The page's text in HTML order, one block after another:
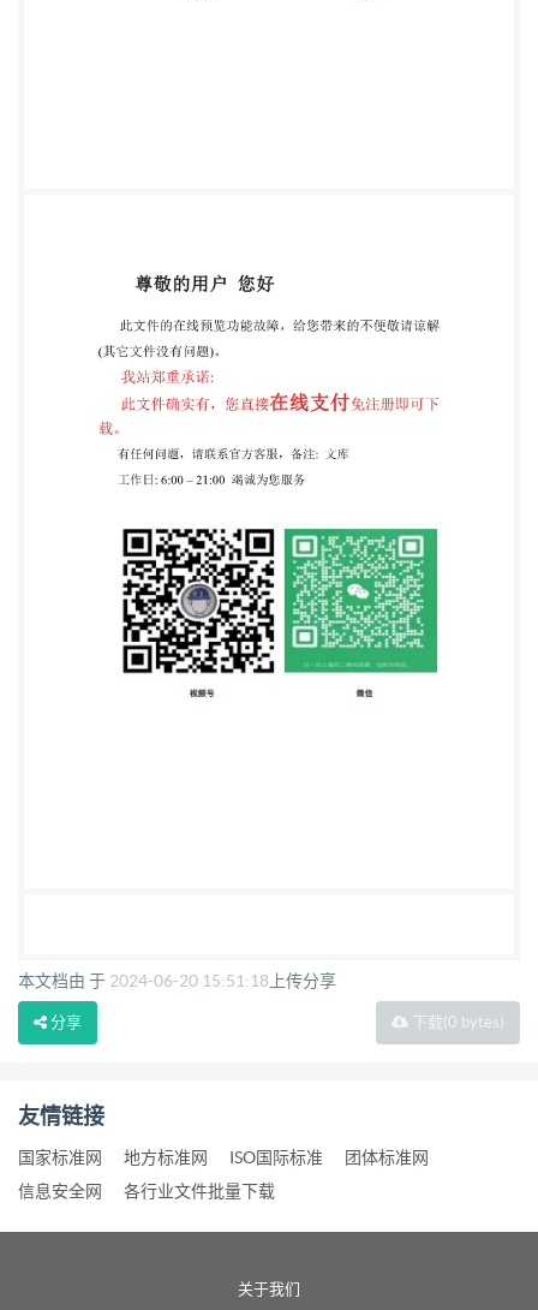
本文档由 于 2024-06-20 15:51:18 上传分享
下载(0 bytes)
分享
友情链接
国家标准网 地方标准网 ISO国际标准
团体标准网
信息安全网
各行业文件批量下载
关于我们